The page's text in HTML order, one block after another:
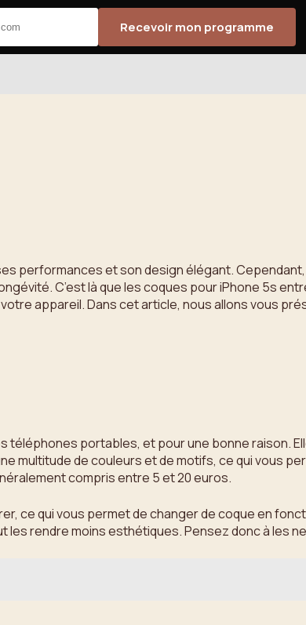
performances et son design élégant.
C’est là que les coques pour iPhone 5s
appareil. Dans cet article, nous allons vous
téléphones portables, et pour une bonne raison.
multitude de couleurs et de motifs, ce qui vous
compris entre 5 et 20 euros.
ce qui vous permet de changer de coque en
les rendre moins esthétiques. Pensez donc à les
Recevoir mon programme